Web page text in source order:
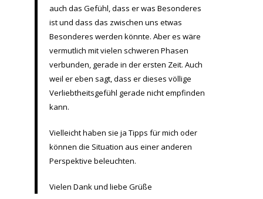
auch das Gefühl, dass er was Besonderes
ist und dass das zwischen uns etwas
Besonderes werden könnte. Aber es wäre
vermutlich mit vielen schweren Phasen
verbunden, gerade in der ersten Zeit. Auch
weil er eben sagt, dass er dieses völlige
Verliebtheitsgefühl gerade nicht empfinden
kann.
Vielleicht haben sie ja Tipps für mich oder
können die Situation aus einer anderen
Perspektive beleuchten.
Vielen Dank und liebe Grüße